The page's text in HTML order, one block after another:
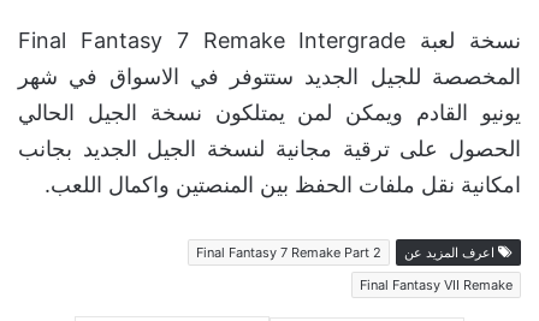
نسخة لعبة Final Fantasy 7 Remake Intergrade
المخصصة للجيل الجديد ستتوفر في الاسواق في شهر
يونيو القادم ويمكن لمن يمتلكون نسخة الجيل الحالي
الحصول على ترقية مجانية لنسخة الجيل الجديد بجانب
امكانية نقل ملفات الحفظ بين المنصتين واكمال اللعب.
اعرف المزيد عن
Final Fantasy 7 Remake Part 2
Final Fantasy VII Remake